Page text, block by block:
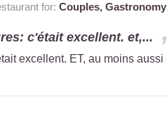
for: Couples, Gastronomy
c'était excellent. et,...
excellent. ET, au moins